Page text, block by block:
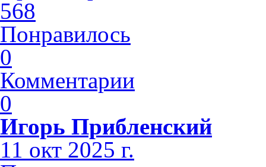
568
Понравилось
0
Комментарии
0
Игорь Прибленский
11 окт 2025 г.